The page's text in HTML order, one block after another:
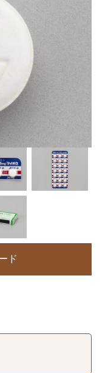
ド